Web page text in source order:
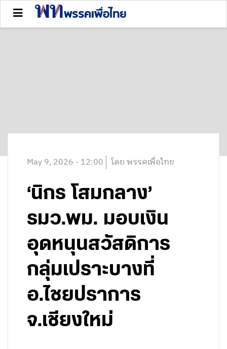
May 9, 2026 - 12:00 โดย พรรคเพื่อไทย
‘นิกร โสมกลาง’
รมว.พม. มอบเงิน
อุดหนุนสวัสดิการ
กลุ่มเปราะบางที่
อ.ไชยปราการ
จ.เชียงใหม่